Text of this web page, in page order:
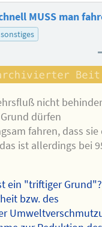
MUSS man
sonstiges
nicht
dürfen
fahren, dass sie
ist allerdings bei
ein "triftiger
bzw. des